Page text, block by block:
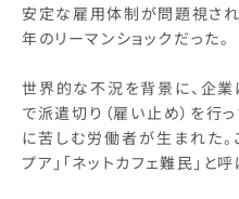
安定な雇用体制が問題視さ
年のリーマンショックだった。
世界的な不況を背景に、企
で派遣切り（雇い止め）を行
に苦しむ労働者が生まれた。
プア」「ネットカフェ難民」と